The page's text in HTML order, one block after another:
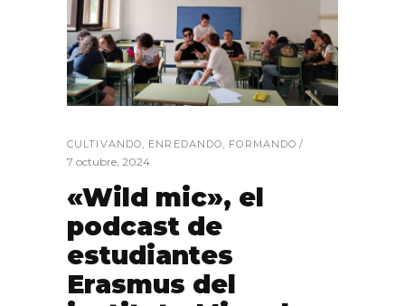
CULTIVANDO, ENREDANDO, FORMANDO
7 octubre, 2024
«Wild mic», el
podcast de
estudiantes
Erasmus del